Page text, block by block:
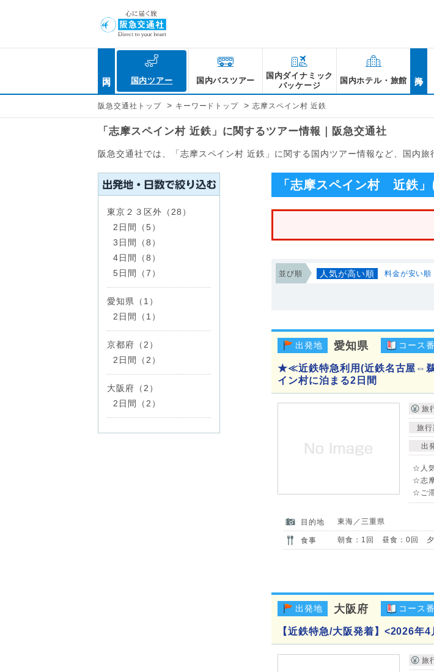
国内ツアー 国内バスツアー
国内ダイナミック
パッケージ
国内ホテル・旅館
阪急交通社トップ > キーワードトップ > 志摩スペイン村 近鉄
「志摩スペイン村 近鉄」に関するツアー情報｜阪急交通社
阪急交通社では、「志摩スペイン村 近鉄」に関する国内ツアー情報など、国内旅
「志摩スペイン村 近鉄
並び順 人気が高い順 料金が安い順
出発地 愛知県 コース
★≪近鉄特急利用(近鉄名古屋⇔鵜
イン村に泊まる2日間
旅
旅行
出
☆人
☆志
☆ご
目的地 東海／三重県
食事 朝食：1回 昼食：0回 夕
出発地 大阪府 コース
【近鉄特急/大阪発着】<2026年
旅
東京２３区外（28）
2日間（5）
3日間（8）
4日間（8）
5日間（7）
愛知県（1）
2日間（1）
京都府（2）
2日間（2）
大阪府（2）
2日間（2）